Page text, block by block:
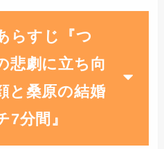
らすじ『つ
悲劇に立ち向
と桑原の結婚
分間』